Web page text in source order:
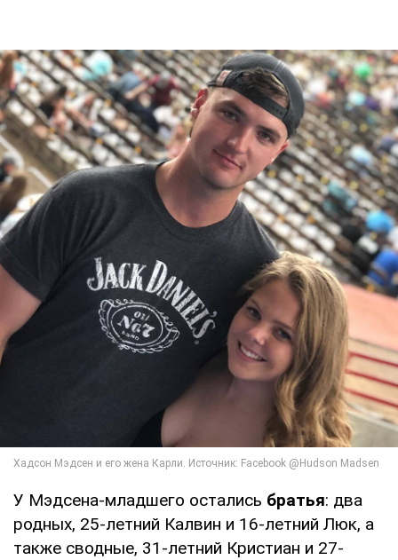
У Мэдсена-младшего остались братья: два
родных, 25-летний Калвин и 16-летний Люк, а
также сводные, 31-летний Кристиан и 27-